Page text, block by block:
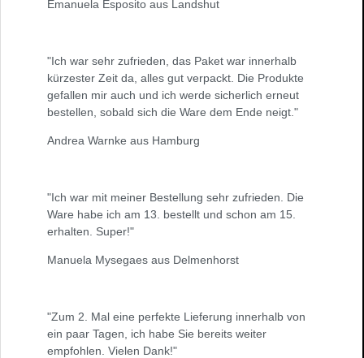
Emanuela Esposito aus Landshut
"Ich war sehr zufrieden, das Paket war innerhalb
kürzester Zeit da, alles gut verpackt. Die Produkte
gefallen mir auch und ich werde sicherlich erneut
bestellen, sobald sich die Ware dem Ende neigt."
Andrea Warnke aus Hamburg
"Ich war mit meiner Bestellung sehr zufrieden. Die
Ware habe ich am 13. bestellt und schon am 15.
erhalten. Super!"
Manuela Mysegaes aus Delmenhorst
"Zum 2. Mal eine perfekte Lieferung innerhalb von
ein paar Tagen, ich habe Sie bereits weiter
empfohlen. Vielen Dank!"